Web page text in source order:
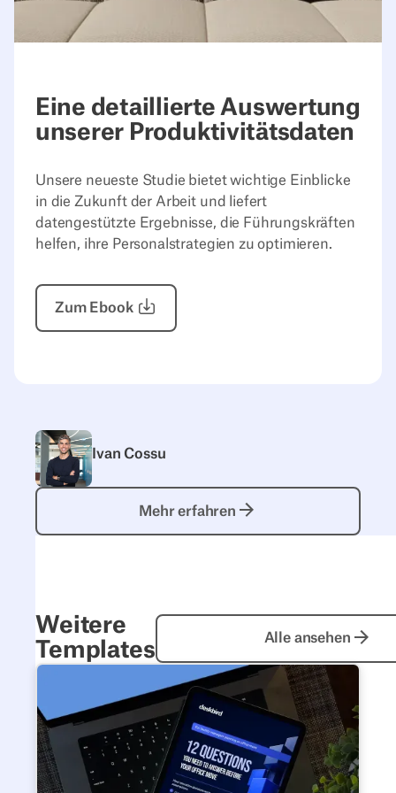
Eine detaillierte Auswertung
unserer Produktivitätsdaten
Unsere neueste Studie bietet wichtige Einblicke
in die Zukunft der Arbeit und liefert
datengestützte Ergebnisse, die Führungskräften
helfen, ihre Personalstrategien zu optimieren.
Zum Ebook
Ivan Cossu
Mehr erfahren
Weitere
Templates
Alle ansehen
12 Fragen, die du vor deinem Büroumzug